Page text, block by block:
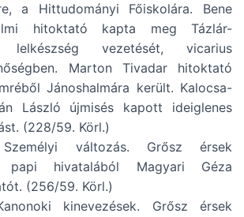
a Hittudományi Főiskolára. Bene
hitoktató kapta meg Tázlár-
lelkészség vezetését, vicarius
Marton Tivadar hitoktató
Jánoshalmára került. Kalocsa-
László újmisés kapott ideiglenes
(228/59. Körl.)
változás. Grősz érsek
papi hivatalából Magyari Géza
(256/59. Körl.)
kinevezések. Grősz érsek